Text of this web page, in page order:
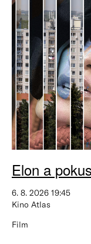
Elon a
6. 8. 2026 19:45
Kino Atlas
Film